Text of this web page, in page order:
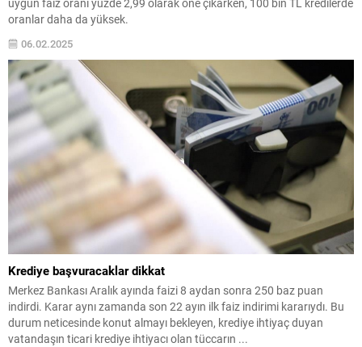
oranlar daha da yüksek.
06.02.2025
Krediye başvuracaklar dikkat
Merkez Bankası Aralık ayında faizi 8 aydan sonra 250 baz puan
indirdi. Karar aynı zamanda son 22 ayın ilk faiz indirimi kararıydı. Bu
durum neticesinde konut almayı bekleyen, krediye ihtiyaç duyan
vatandaşın ticari krediye ihtiyacı olan tüccarın ...